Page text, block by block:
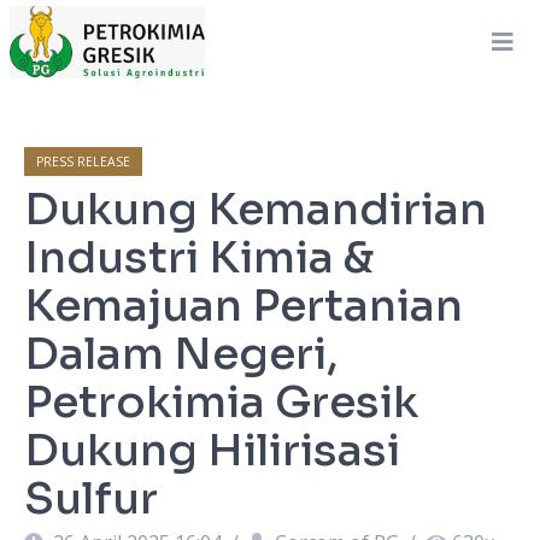
PRESS RELEASE
Dukung Kemandirian
Industri Kimia &
Kemajuan Pertanian
Dalam Negeri,
Petrokimia Gresik
Dukung Hilirisasi
Sulfur